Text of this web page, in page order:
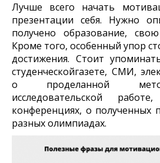
Лучше всего начать
презентации себя. Нужно
получено образование,
Кроме того, особенный упор
достижения. Стоит
студенческойгазете, СМИ,
о проделанной
исследовательской
конференциях, о полученных
разных олимпиадах.